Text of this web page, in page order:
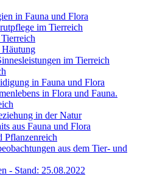
in Fauna und Flora
im Tierreich
Häutung
im Tierreich
in Fauna und Flora
in Flora und Fauna.
in der Natur
aus Fauna und Flora
Pflanzenreich
aus dem Tier- und
- Stand: 25.08.2022